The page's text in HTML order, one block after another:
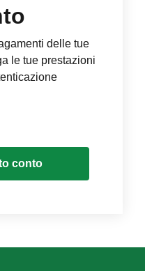
delle tue
le tue prestazioni
conto